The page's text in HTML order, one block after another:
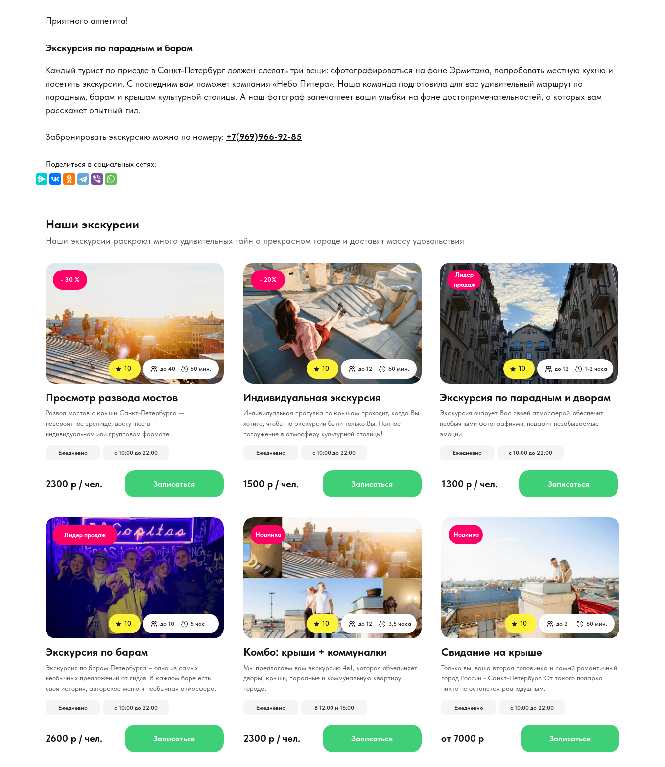
Приятного аппетита!
Экскурсия по парадным и барам
Каждый турист по приезде в Санкт-Петербург должен сделать три вещи: сфотографироваться на фоне Эрмитажа, попробовать местную кухню и
посетить экскурсии. С последним вам поможет компания «Небо Питера». Наша команда подготовила для вас удивительный маршрут по
парадным, барам и крышам культурной столицы. А наш фотограф запечатлеет ваши улыбки на фоне достопримечательностей, о которых вам
расскажет опытный гид.
Забронировать экскурсию можно по номеру: +7(969)966-92-85
Поделиться в социальных сетях:
Наши экскурсии
Наши экскурсии раскроют много удивительных тайн о прекрасном городе и доставят массу удовольствия
Индивидуальная прогулка по крышам проходит, когда Вы
хотите, чтобы на экскурсии были только Вы. Полное
погружение в атмосферу культурной столицы!
60 мин.
до 12
Ежедневно с 10:00 до 22:00
- 20%
Индивидуальная экскурсия
10
­Экскурсия по барам Петербурга – одно из самых
необычных предложений от гидов. В каждом баре есть
своя история, авторское меню и необычная атмосфера.
2600 р / чел.
5 час
до 10
Развод мостов с крыши Санкт-Петербурга —
невероятное зрелище, доступное в
индивидуальном или групповом формате.
2300 р / чел.
60 мин.
до 40
Ежедневно с 10:00 до 22:00
- 30 %
Записаться
Просмотр развода мостов
10
Ежедневно с 10:00 до 22:00
Лидер продаж
Записаться
Экскурсия по барам
10
Мы предлагаем вам экскурсию 4в1, которая объединяет
дворы, крыши, парадные и коммунальную квартиру
города.
2300 р / чел.
3,5 часа
до 12
Ежедневно В 12:00 и 16:00
Новинка
Записаться
Комбо: крыши + коммуналки
10
Только вы, ваша вторая половинка и самый романтичный
город России - Санкт-Петербург. От такого подарка
никто не останется равнодушным.
от 7000 р
60 мин.
до 2
Ежедневно с 10:00 до 22:00
Новинка
Записаться
Свидание на крыше
10
Экскурсия очарует Вас своей атмосферой, обеспечит
необычными фотографиями, подарит незабываемые
эмоции.
1500 р / чел.
Ежедневно
Записаться
с 10:00 до 22:00
1300 р / чел.
Лидер
продаж
Записаться
Экскурсия по парадным и дворам
10 1-2 часа
до 12